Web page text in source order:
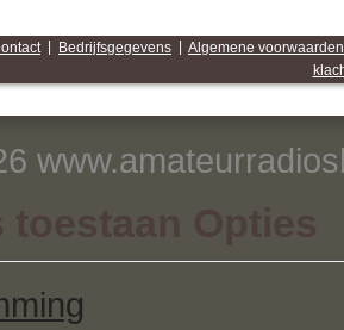
Bedrijfsgegevens
Algemene voorwaarden
toestaan Opties